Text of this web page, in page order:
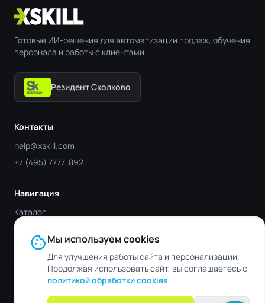
Готовые ИИ-решения для автоматизации продаж, обучения
персонала и работы с клиентами
Резидент Сколково
Контакты
help@xskill.com
+7 (495) 7777-892
Навигация
Каталог
Отрасли
Блог
Контакты
cookieМы используем cookies
Для улучшения работы сайта и персонализации.
Продолжая использовать сайт, вы соглашаетесь с
политикой обработки cookies.